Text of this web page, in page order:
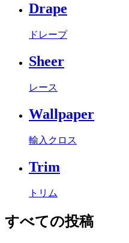
Drape
ドレープ
Sheer
レース
Wallpaper
輸入クロス
Trim
トリム
すべての投稿